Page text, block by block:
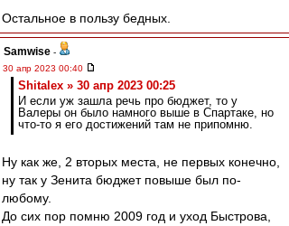
Остальное в пользу бедных.
Samwise -
30 апр 2023 00:40
Shitalex » 30 апр 2023 00:25
И если уж зашла речь про бюджет, то у
Валеры он было намного выше в Спартаке, но
что-то я его достижений там не припомню.
Ну как же, 2 вторых места, не первых конечно,
ну так у Зенита бюджет повыше был по-
любому.
До сих пор помню 2009 год и уход Быстрова,